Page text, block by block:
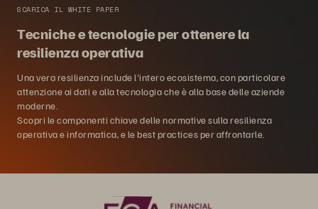
SCARICA IL WHITE PAPER
Tecniche e tecnologie per ottenere la
resilienza operativa
Una vera resilienza include l'intero ecosistema, con particolare
attenzione ai dati e alla tecnologia che è alla base delle aziende
moderne.
Scopri le componenti chiave delle normative sulla resilienza
operativa e informatica, e le best practices per affrontarle.